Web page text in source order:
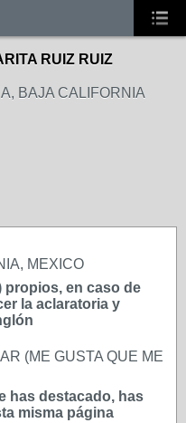
RUIZ RUIZ
BAJA CALIFORNIA
MEXICO
propios, en caso de
la aclaratoria y
(ME GUSTA QUE ME
has destacado, has
misma página